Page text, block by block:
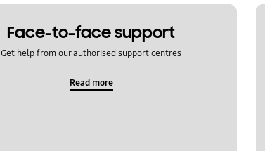
Face-to-face support
Get help from our authorised support centres
Read more